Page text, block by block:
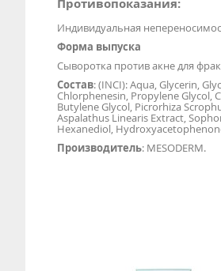
Противопоказания:
Индивидуальная
Форма выпуска
Сыворотка против акне для
Состав: (INCI): Aqua, Glycerin,
Chlorphenesin, Propylene Glycol,
Butylene Glycol, Picrorhiza
Aspalathus Linearis Extract,
Hexanediol,
Производитель: MESODERM.